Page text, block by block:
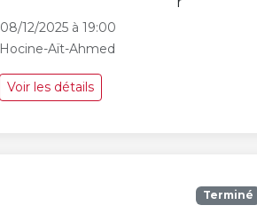
08/12/2025 à 19:00
Hocine-Aït-Ahmed
Voir les détails
Terminé